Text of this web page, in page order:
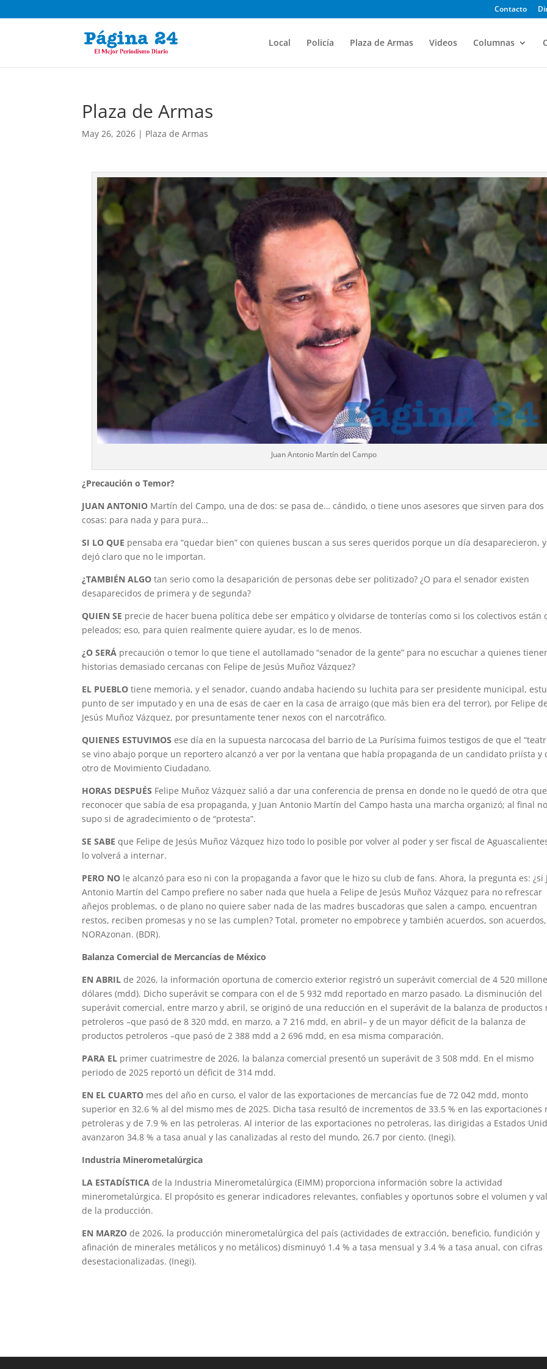
Contacto
Local Policía Plaza de Armas Videos Columnas
Plaza de Armas
May 26, 2026 | Plaza de Armas
Juan Antonio Martín del Campo
¿Precaución o Temor?
JUAN ANTONIO Martín del Campo, una de dos: se pasa de… cándido, o tiene unos asesores que sirven para dos
cosas: para nada y para pura…
SI LO QUE pensaba era “quedar bien” con quienes buscan a sus seres queridos porque un día desaparecieron,
dejó claro que no le importan.
¿TAMBIÉN ALGOtan serio como la desaparición de personas debe ser politizado? ¿O para el senador existen
desaparecidos de primera y de segunda?
QUIEN SE precie de hacer buena política debe ser empático y olvidarse de tonterías como si los colectivos están
peleados; eso, para quien realmente quiere ayudar, es lo de menos.
¿O SERÁ precaución o temor lo que tiene el autollamado “senador de la gente” para no escuchar a quienes
historias demasiado cercanas con Felipe de Jesús Muñoz Vázquez?
EL PUEBLOtiene memoria, y el senador, cuando andaba haciendo su luchita para ser presidente municipal,
punto de ser imputado y en una de esas de caer en la casa de arraigo (que más bien era del terror), por Felipe
Jesús Muñoz Vázquez, por presuntamente tener nexos con el narcotráfico.
QUIENES ESTUVIMOSese día en la supuesta narcocasa del barrio de La Purísima fuimos testigos de que el
se vino abajo porque un reportero alcanzó a ver por la ventana que había propaganda de un candidato priísta y
otro de Movimiento Ciudadano.
HORAS DESPUÉS Felipe Muñoz Vázquez salió a dar una conferencia de prensa en donde no le quedó de otra que
reconocer que sabía de esa propaganda, y Juan Antonio Martín del Campo hasta una marcha organizó; al final
supo si de agradecimiento o de “protesta”.
SE SABEque Felipe de Jesús Muñoz Vázquez hizo todo lo posible por volver al poder y ser fiscal de
lo volverá a internar.
PERO NO le alcanzó para eso ni con la propaganda a favor que le hizo su club de fans. Ahora, la pregunta es: ¿si
Antonio Martín del Campo prefiere no saber nada que huela a Felipe de Jesús Muñoz Vázquez para no refrescar
añejos problemas, o de plano no quiere saber nada de las madres buscadoras que salen a campo, encuentran
restos, reciben promesas y no se las cumplen? Total, prometer no empobrece y también acuerdos, son
NORAzonan. (BDR).
Balanza Comercial de Mercancías de México
EN ABRILde 2026, la información oportuna de comercio exterior registró un superávit comercial de 4 520
dólares (mdd). Dicho superávit se compara con el de 5 932 mdd reportado en marzo pasado. La disminución del
superávit comercial, entre marzo y abril, se originó de una reducción en el superávit de la balanza de productos
petroleros –que pasó de 8 320 mdd, en marzo, a 7 216 mdd, en abril– y de un mayor déficit de la balanza de
productos petroleros –que pasó de 2 388 mdd a 2 696 mdd, en esa misma comparación.
PARA EL primer cuatrimestre de 2026, la balanza comercial presentó un superávit de 3 508 mdd. En el mismo
periodo de 2025 reportó un déficit de 314 mdd.
EN EL CUARTO mes del año en curso, el valor de las exportaciones de mercancías fue de 72 042 mdd, monto
superior en 32.6 % al del mismo mes de 2025. Dicha tasa resultó de incrementos de 33.5 % en las exportaciones
petroleras y de 7.9 % en las petroleras. Al interior de las exportaciones no petroleras, las dirigidas a Estados
avanzaron 34.8 % a tasa anual y las canalizadas al resto del mundo, 26.7 por ciento. (Inegi).
Industria Minerometalúrgica
LA ESTADÍSTICAde la Industria Minerometalúrgica (EIMM) proporciona información sobre la actividad
minerometalúrgica. El propósito es generar indicadores relevantes, confiables y oportunos sobre el volumen y
de la producción.
EN MARZOde 2026, la producción minerometalúrgica del país (actividades de extracción, beneficio, fundición y
afinación de minerales metálicos y no metálicos) disminuyó 1.4 % a tasa mensual y 3.4 % a tasa anual, con cifras
desestacionalizadas. (Inegi).